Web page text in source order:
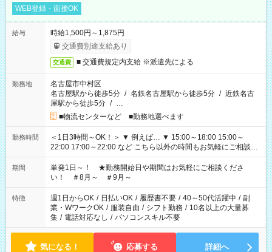
WEB登録・面接OK
給与
時給1,500円～1,875円
交通費別途支給あり
交通費 ■ 交通費規定内支給 ※派遣先による
勤務地
名古屋市中村区
名古屋駅から徒歩5分 / 名鉄名古屋駅から徒歩5分 / 近鉄名古
屋駅から徒歩5分 / …
■物流センターなど ■勤務地選べます
勤務時間
＜1日3時間～OK！＞ ▼ 例えば… ▼ 15:00～18:00 15:00～
22:00 17:00～22:00 など こちら以外の時間もお気軽にご相談く
ださい！
期間
単発1日～！ ★勤務開始日や期間はお気軽にご相談くださ
い！ ＃8月～ ＃9月～
特徴 週1日からOK / 日払いOK / 履歴書不要 / 40～50代活躍中 / 副
業・WワークOK / 服装自由 / シフト勤務 / 10名以上の大量募
集 / 電話対応なし / パソコンスキル不要
気になる！ 応募する 詳細へ